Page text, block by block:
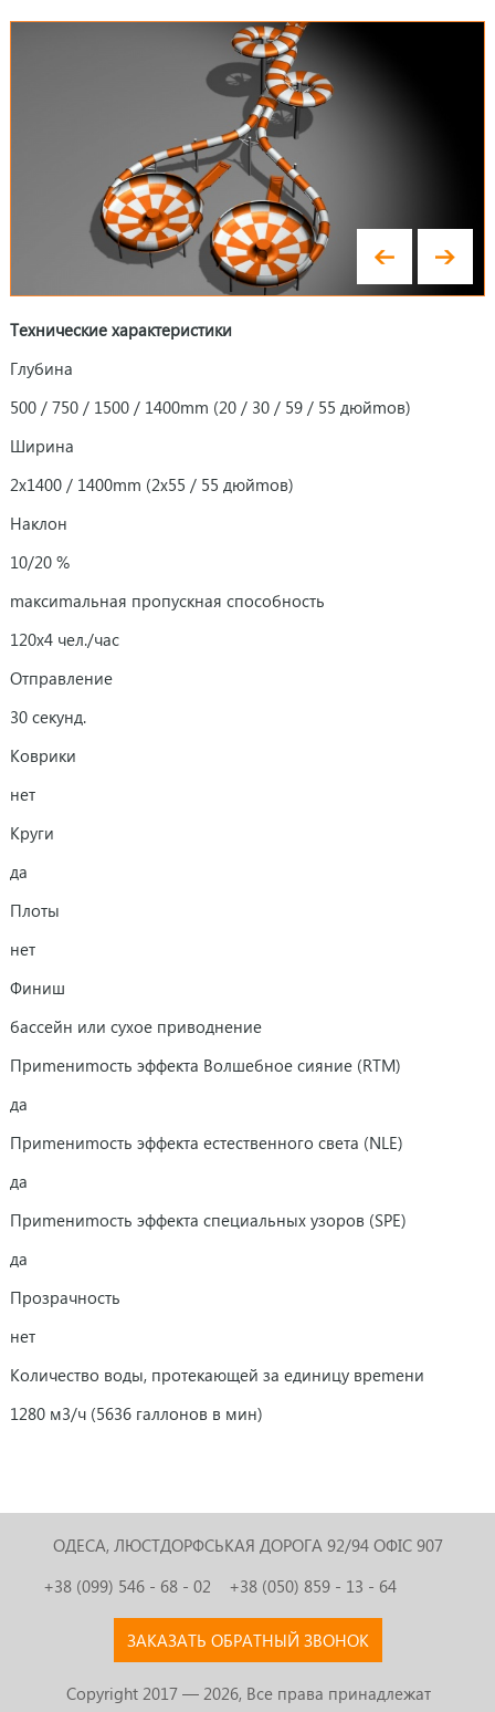
Технические характеристики
Глубина
500 / 750 / 1500 / 1400mm (20 / 30 / 59 / 55 дюйmов)
Ширина
2x1400 / 1400mm (2x55 / 55 дюйmов)
Наклон
10/20 %
mаксиmальная пропускная способность
120x4 чел./час
Отправление
30 секунд.
Коврики
нет
Круги
да
Плоты
нет
Финиш
бассейн или сухое приводнение
Приmениmость эффекта Волшебное сияние (RTM)
да
Приmениmость эффекта естественного света (NLE)
да
Приmениmость эффекта специальных узоров (SPE)
да
Прозрачность
нет
Количество воды, протекающей за единицу вреmени
1280 м3/ч (5636 галлонов в мин)
ОДЕСА, ЛЮСТДОРФСЬКАЯ ДОРОГА 92/94ОФІС 907
+38 (099) 546 - 68 - 02
+38 (050) 859 - 13 - 64
ЗАКАЗАТЬ ОБРАТНЫЙ ЗВОНОК
Copyright 2017 — 2026, Все права принадлежат